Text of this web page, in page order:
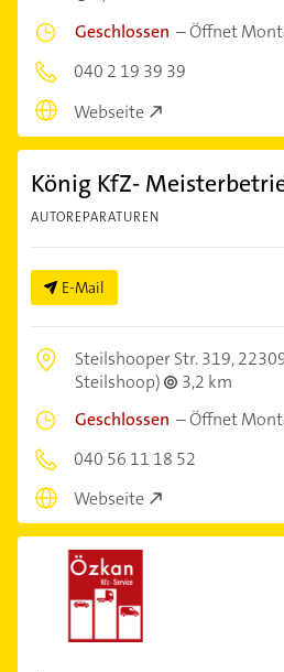
Geschlossen –Öffnet
040 2 19 39 39
Webseite
König KfZ-
AUTOREPARATUREN
E-Mail
Steilshooper Str. 319,
Steilshoop)
3,2 km
Geschlossen –Öffnet
040 56 11 18 52
Webseite